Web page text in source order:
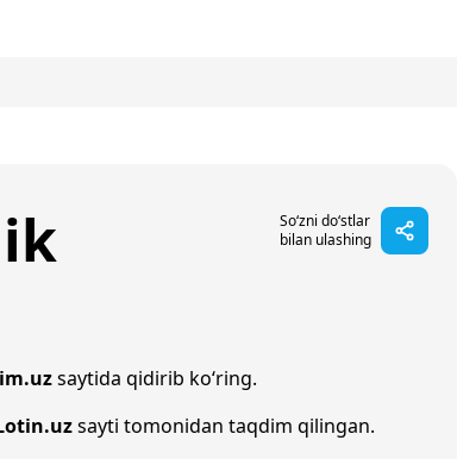
So‘zni do‘stlar
bilan ulashing
saytida qidirib ko‘ring.
sayti tomonidan taqdim qilingan.